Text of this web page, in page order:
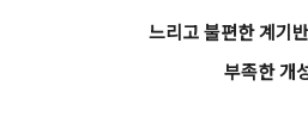
느리고 불편한 계기
부족한 개